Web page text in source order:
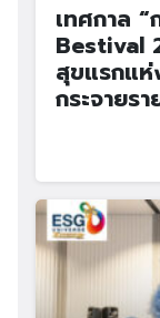
เทศกาล
Bestival
สุขแรกแ
กระจายร